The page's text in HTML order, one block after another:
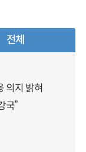
전체
의지 밝혀
국”